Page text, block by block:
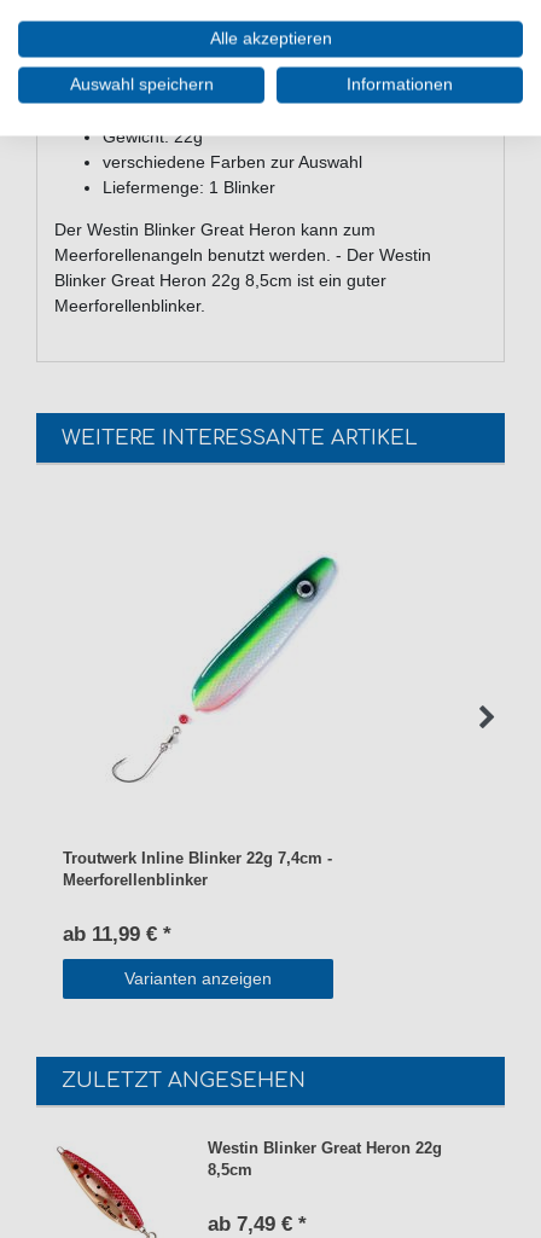
zwei Sprengringe vor dem Haken für verminderte
Hebelwirkung
naturgetreu handbemalt
Gewicht: 22g
verschiedene Farben zur Auswahl
Liefermenge: 1 Blinker
Der Westin Blinker Great Heron kann zum
Meerforellenangeln benutzt werden. - Der Westin
Blinker Great Heron 22g 8,5cm ist ein guter
Meerforellenblinker.
WEITERE INTERESSANTE ARTIKEL
Troutwerk Inline Blinker 22g 7,4cm -
Meerforellenblinker
ab 11,99 € *
Varianten anzeigen
ZULETZT ANGESEHEN
Westin Blinker Great Heron 22g
8,5cm
ab 7,49 € *
Alle akzeptieren
Auswahl speichern Informationen